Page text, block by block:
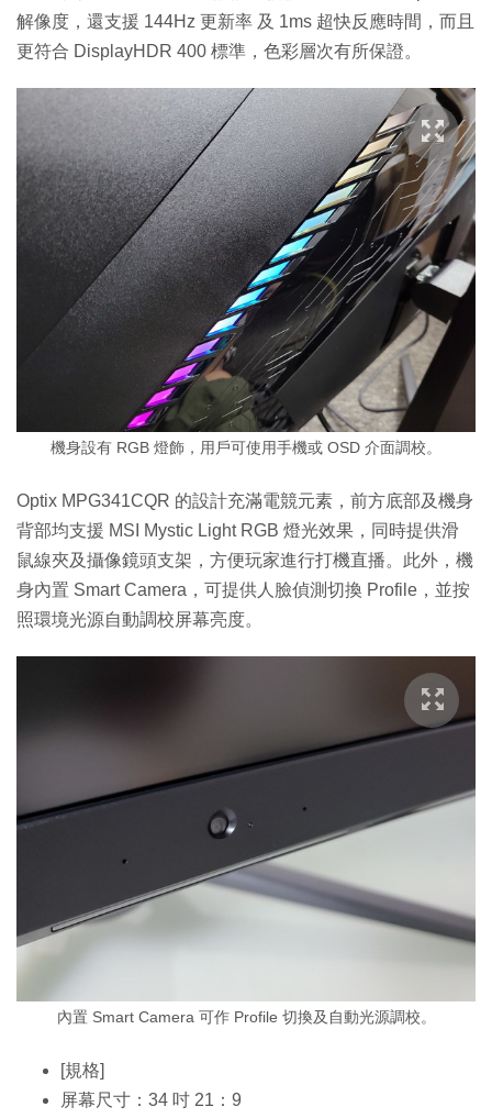
解像度，還支援 144Hz 更新率 及 1ms 超快反應時間，而且
更符合 DisplayHDR 400 標準，色彩層次有所保證。
機身設有 RGB 燈飾，用戶可使用手機或 OSD 介面調校。
Optix MPG341CQR 的設計充滿電競元素，前方底部及機身
背部均支援 MSI Mystic Light RGB 燈光效果，同時提供滑
鼠線夾及攝像鏡頭支架，方便玩家進行打機直播。此外，機
身內置 Smart Camera，可提供人臉偵測切換 Profile，並按
照環境光源自動調校屏幕亮度。
內置 Smart Camera 可作 Profile 切換及自動光源調校。
[規格]
屏幕尺寸：34 吋 21：9